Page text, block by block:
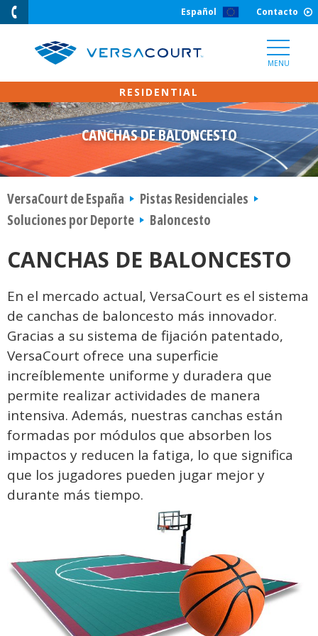
Skip
Content
Español Contacto
MENU
CANCHAS DE BALONCESTO
VersaCourt de España
Pistas Residenciales
Soluciones por Deporte
Baloncesto
CANCHAS DE BALONCESTO
En el mercado actual, VersaCourt es el sistema
de canchas de baloncesto más innovador.
Gracias a su sistema de fijación patentado,
VersaCourt ofrece una superficie
increíblemente uniforme y duradera que
permite realizar actividades de manera
intensiva. Además, nuestras canchas están
formadas por módulos que absorben los
impactos y reducen la fatiga, lo que significa
que los jugadores pueden jugar mejor y
durante más tiempo.